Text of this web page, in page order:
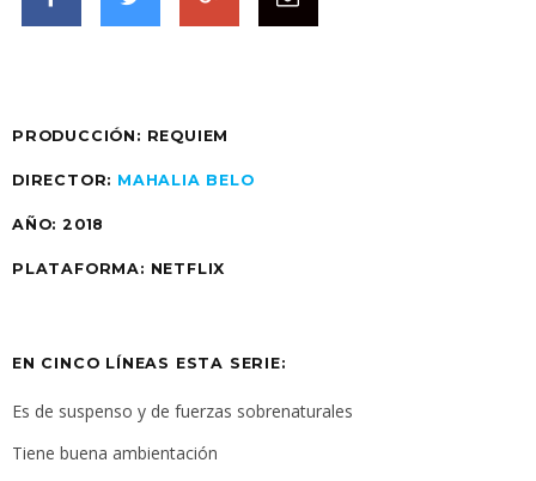
PRODUCCIÓN: REQUIEM
DIRECTOR: MAHALIA BELO
AÑO: 2018
PLATAFORMA: NETFLIX
EN CINCO LÍNEAS ESTA SERIE:
Es de suspenso y de fuerzas sobrenaturales
Tiene buena ambientación